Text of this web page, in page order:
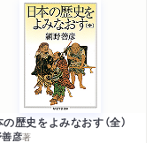
の歴史をよみなおす（全）
彦著